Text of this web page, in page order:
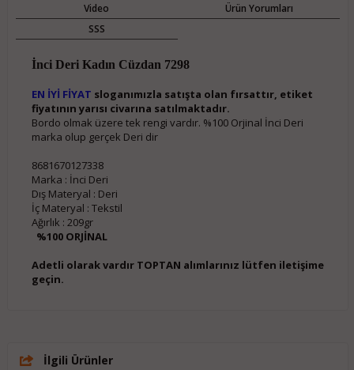
Video
Ürün Yorumları
SSS
İnci Deri Kadın Cüzdan 7298
EN İYİ FİYAT sloganımızla satışta olan fırsattır, etiket
fiyatının yarısı civarına satılmaktadır.
Bordo olmak üzere tek rengi vardır. %100 Orjinal İnci Deri
marka olup gerçek Deri dir
8681670127338
Marka : İnci Deri
Dış Materyal : Deri
İç Materyal : Tekstil
Ağırlık : 209gr
%100 ORJİNAL
Adetli olarak vardır TOPTAN alımlarınız lütfen iletişime
geçin.
İlgili Ürünler